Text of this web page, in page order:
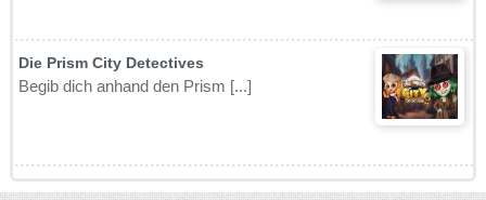
Die Prism City Detectives
Begib dich anhand den Prism [...]